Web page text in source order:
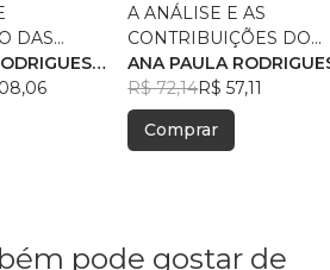
DAS
A ANÁLISE E AS
CONTRIBUIÇÕES DO
DESENHO INFANTIL
PSICOPEDAGOGIA
ANA PAULA
COUTINHO
R$ 72,14R$ 57,11
Comprar
pode gostar de